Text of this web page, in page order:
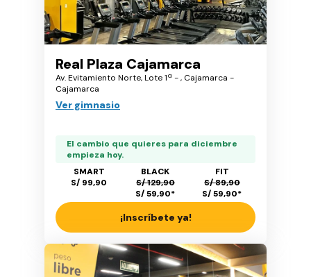
Real Plaza Cajamarca
Av. Evitamiento Norte, Lote 1ª - , Cajamarca -
Cajamarca
Ver gimnasio
El cambio que quieres para diciembre
empieza hoy.
SMART
S/ 99,90
BLACK
S/ 129,90
S/ 59,90*
FIT
S/ 89,90
S/ 59,90*
¡Inscríbete ya!